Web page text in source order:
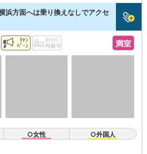
浜方面へは乗り換えなしでアクセ
満室
○女性 ○外国人